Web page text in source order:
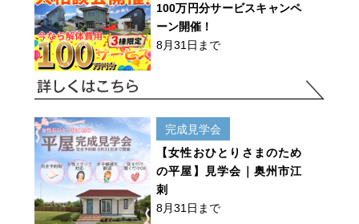
100万円分サービスキャンペ
ーン開催！
8月31日まで
完成見学会
【女性おひとりさまのため
の平屋】見学会｜奥州市江
刺
8月31日まで